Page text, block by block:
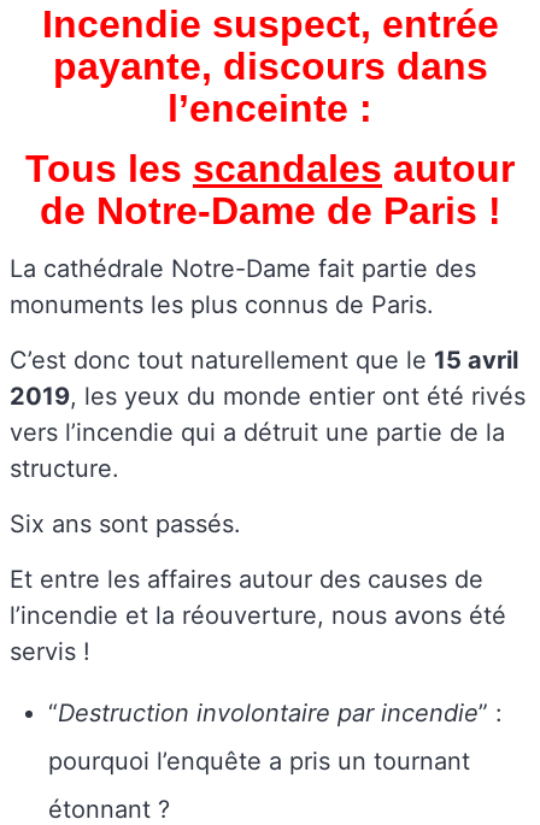
Incendie suspect, entrée
payante, discours dans
l’enceinte :
Tous les scandales autour
de Notre-Dame de Paris !
La cathédrale Notre-Dame fait partie des
monuments les plus connus de Paris.
C’est donc tout naturellement que le 15 avril
2019, les yeux du monde entier ont été rivés
vers l’incendie qui a détruit une partie de la
structure.
Six ans sont passés.
Et entre les affaires autour des causes de
l’incendie et la réouverture, nous avons été
servis !
“Destruction involontaire par incendie” :
pourquoi l’enquête a pris un tournant
étonnant ?